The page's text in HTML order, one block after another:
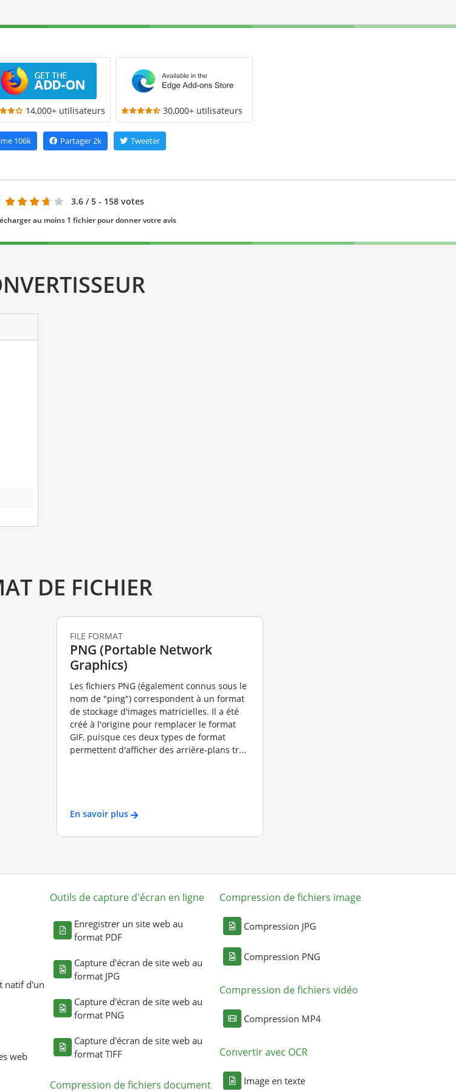
14,000+ utilisateurs 30,000+ utilisateurs
106k Partager2k Tweeter
3.6 / 5 - 158 votes
au moins 1 fichier pour donner votre avis
DE FICHIER
FILE FORMAT
PNG (Portable Network
Graphics)
Les fichiers PNG (également connus sous le
nom de "ping") correspondent à un format
de stockage d'images matricielles. Il a été
créé à l'origine pour remplacer le format
GIF, puisque ces deux types de format
permettent d'afficher des arrière-plans tr...
En savoir plus
natif d'un
web
Outils de capture d'écran en ligne
Enregistrer un site web au
format PDF
Capture d'écran de site web au
format JPG
Capture d'écran de site web au
format PNG
Capture d'écran de site web au
format TIFF
Compression de fichiers document
Compression de fichiers image
Compression JPG
Compression PNG
Compression de fichiers vidéo
Compression MP4
Convertir avec OCR
Image en texte